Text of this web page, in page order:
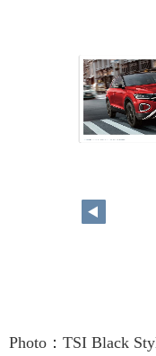
Photo：TSI Black